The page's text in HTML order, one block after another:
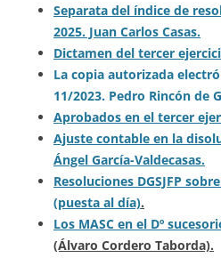
Separata del índice de
2025. Juan Carlos Casas.
Dictamen del tercer
La copia autorizada
11/2023. Pedro Rincón de
Aprobados en el tercer
Ajuste contable en la
Ángel García-Valdecasas.
Resoluciones DGSJFP
(puesta al día).
Los MASC en el Dº
(Álvaro Cordero Taborda).